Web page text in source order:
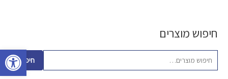
פתח
חיפוש מוצרים
ח
ו
חיפוש